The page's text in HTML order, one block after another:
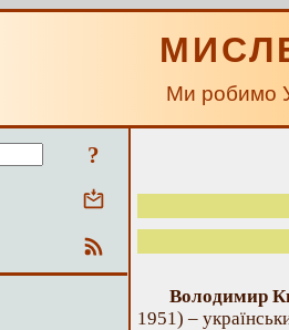
Ми робимо
?
Володимир
1951) –